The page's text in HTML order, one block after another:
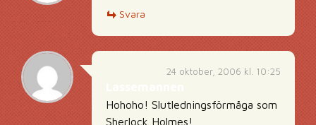
Svara
24 oktober, 2006 kl. 10:25
Hohoho! Slutledningsförmåga som
Sherlock Holmes!